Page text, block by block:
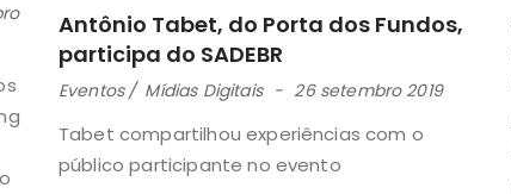
Antônio Tabet, do Porta dos Fundos,
participa do SADEBR
Eventos Mídias Digitais 26 setembro 2019
Tabet compartilhou experiências com o
público participante no evento